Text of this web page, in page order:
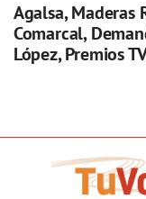
Agalsa, Maderas
Comarcal,
López, Premios